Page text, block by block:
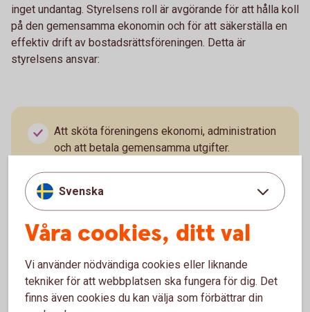
inget undantag. Styrelsens roll är avgörande för att hålla koll
på den gemensamma ekonomin och för att säkerställa en
effektiv drift av bostadsrättsföreningen. Detta är
styrelsens ansvar:
Att sköta föreningens ekonomi, administration
och att betala gemensamma utgifter.
Att besluta om medlemskap, hyresavtal och
renoveringar.
Att upprätthålla stadgar och att se till att
föreningen följer lagar.
Att kommunicerar med myndigheter,
Svenska
Våra cookies, ditt val
Vi använder nödvändiga cookies eller liknande
tekniker för att webbplatsen ska fungera för dig. Det
finns även cookies du kan välja som förbättrar din